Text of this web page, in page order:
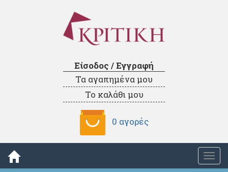
Είσοδος / Εγγραφή
Τα αγαπημένα μου
Το καλάθι μου
0 αγορές